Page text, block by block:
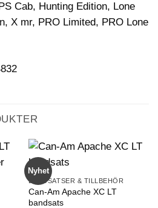
Cab, Hunting Edition, Lone
X mr, PRO Limited, PRO Lone
Nyhet
BANDSATSER & TILLBEHÖR
Can-Am Apache XC LT
bandsats